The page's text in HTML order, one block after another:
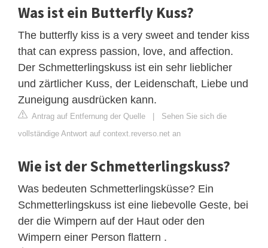
Was ist ein Butterfly Kuss?
The butterfly kiss is a very sweet and tender kiss
that can express passion, love, and affection.
Der Schmetterlingskuss ist ein sehr lieblicher
und zärtlicher Kuss, der Leidenschaft, Liebe und
Zuneigung ausdrücken kann.
Antrag auf Entfernung der Quelle
Sehen Sie sich die
vollständige Antwort auf context.reverso.net an
Wie ist der Schmetterlingskuss?
Was bedeuten Schmetterlingsküsse? Ein
Schmetterlingskuss ist eine liebevolle Geste, bei
der die Wimpern auf der Haut oder den
Wimpern einer Person flattern .